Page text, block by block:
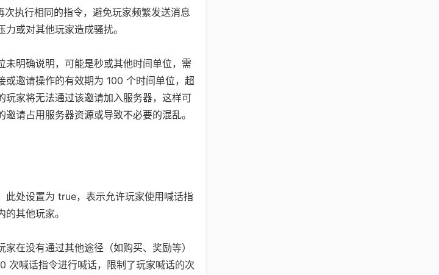
执行相同的指令，避免玩家频繁发送消息
或对其他玩家造成骚扰。
未明确说明，可能是秒或其他时间单位，需
或邀请操作的有效期为 100 个时间单位，超
玩家将无法通过该邀请加入服务器，这样可
请占用服务器资源或导致不必要的混乱。
此处设置为 true，表示允许玩家使用喊话指
其他玩家。
在没有通过其他途径（如购买、奖励等）
次喊话指令进行喊话，限制了玩家喊话的次